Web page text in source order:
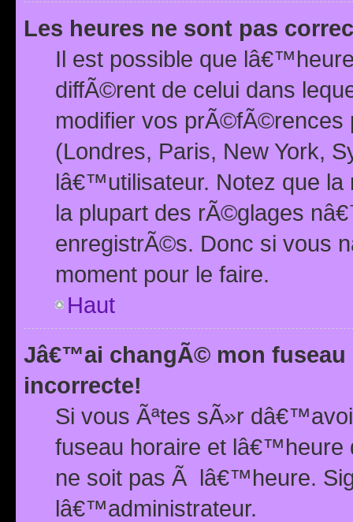
Les heures ne sont pas
Il est possible que
diffÃ©rent de celui dans
modifier vos prÃ©fÃ©rences
(Londres, Paris, New York,
lâ€™utilisateur. Notez que la
la plupart des rÃ©glages
enregistrÃ©s. Donc si vous
moment pour le faire.
Haut
Jâ€™ai changÃ© mon
incorrecte!
Si vous Ãªtes sÃ»r
fuseau horaire et
ne soit pas Ã lâ€™heure.
lâ€™administrateur.